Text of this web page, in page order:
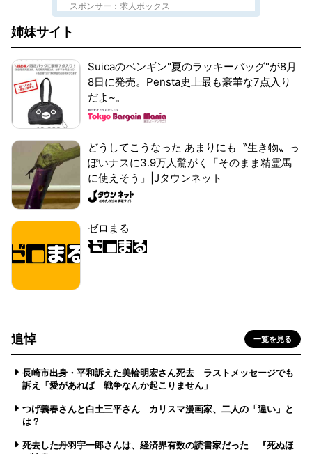
スポンサー：求人ボックス
姉妹サイト
Suicaのペンギン"夏のラッキーバッグ"が8月
8日に発売。Pensta史上最も豪華な7点入り
だよ~。
どうしてこうなった あまりにも〝生き物〟っ
ぽいナスに3.9万人驚がく「そのまま精霊馬
に使えそう」|Jタウンネット
ゼロまる
追悼 一覧を見る
長崎市出身・平和訴えた美輪明宏さん死去 ラストメッセージでも
訴え「愛があれば 戦争なんか起こりません」
つげ義春さんと白土三平さん カリスマ漫画家、二人の「違い」と
は？
死去した丹羽宇一郎さんは、経済界有数の読書家だった 『死ぬほ